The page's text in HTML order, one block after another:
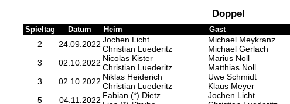
Doppel
Spieltag Datum Heim Gast
2 24.09.2022 Jochen Licht
Christian Luederitz
Michael Meykranz
Michael Gerlach
3
02.10.2022 Nicolas Kister
Christian Luederitz
Marius Noll
Matthias Noll
3
02.10.2022 Niklas Heiderich
Christian Luederitz
Uwe Schmidt
Klaus Meyer
5
04.11.2022 Fabian (*) Dietz
Jochen Licht